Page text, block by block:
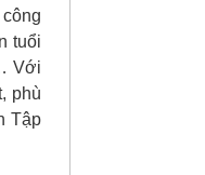
tuổi
Với
phù
Tập